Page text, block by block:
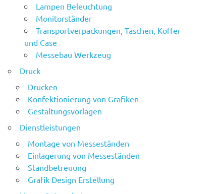
Lampen Beleuchtung
Monitorständer
Transportverpackungen, Taschen, Koffer
und Case
Messebau Werkzeug
Druck
Drucken
Konfektionierung von Grafiken
Gestaltungsvorlagen
Dienstleistungen
Montage von Messeständen
Einlagerung von Messeständen
Standbetreuung
Grafik Design Erstellung